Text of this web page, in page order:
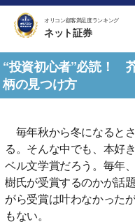
オリコン顧客満足度ランキング
ネット証券
“投資初心者”必読！
柄の見つけ方
毎年秋から冬になると
る。そんな中でも、本好
ベル文学賞だろう。毎年
樹氏が受賞するのかが話
がら受賞は叶わなかった
もない。